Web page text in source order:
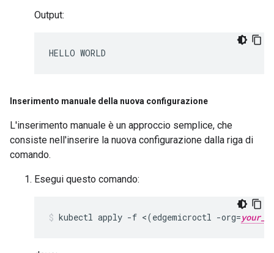
Output:
Inserimento manuale della nuova configurazione
L'inserimento manuale è un approccio semplice, che
consiste nell'inserire la nuova configurazione dalla riga di
comando.
Esegui questo comando:
kubectl apply -f <(edgemicroctl -org=